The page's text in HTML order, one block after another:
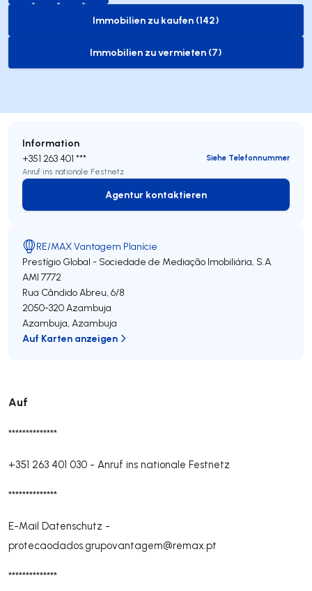
to-buy-listing
Immobilien zu kaufen (142)
to-rent-listing
Immobilien zu vermieten (7)
Auf
**************
+351 263 401 030 - Anruf ins nationale Festnetz
**************
E-Mail Datenschutz -
protecaodados.grupovantagem@remax.pt
**************
Information
+351 263 401 ***
Siehe Telefonnummer
Anruf ins nationale Festnetz
Agentur kontaktieren
Agentur kontaktieren
RE/MAX Vantagem Planície
Prestígio Global - Sociedade de Mediação Imobiliária, S.A.
AMI 7772
Rua Cândido Abreu, 6/8
2050-320Azambuja
Azambuja, Azambuja
Auf Karten anzeigen